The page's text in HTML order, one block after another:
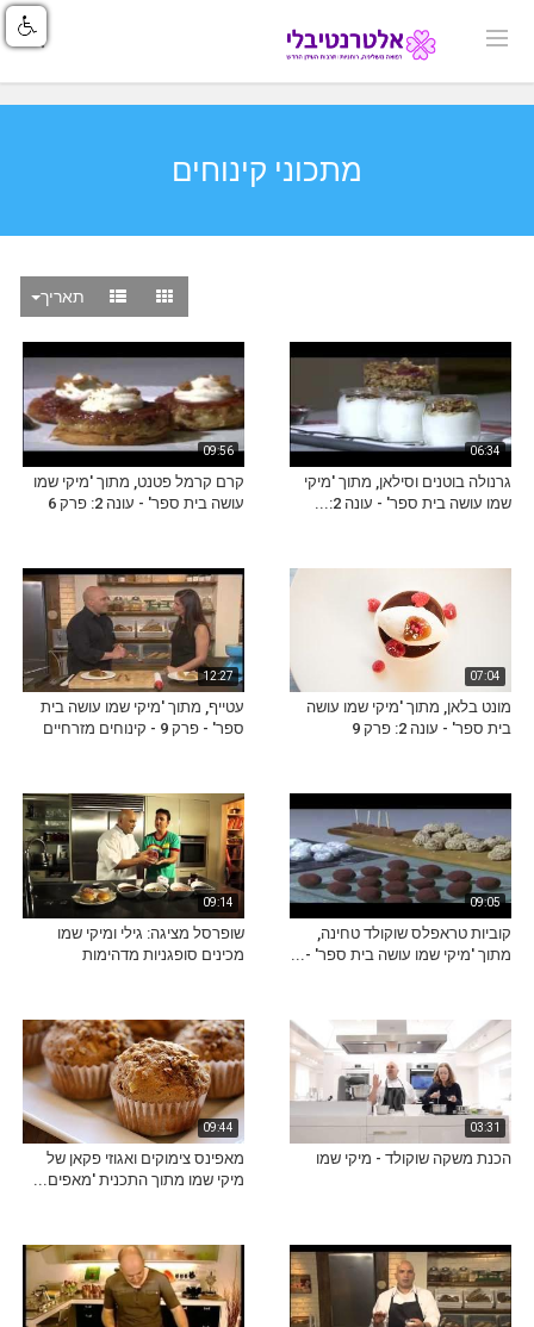
מתכוני קינוחים
תאריך
06:34
גרנולה בוטנים וסילאן, מתוך 'מיקי
שמו עושה בית ספר' - עונה 2:...
09:56
קרם קרמל פטנט, מתוך 'מיקי שמו
עושה בית ספר' - עונה 2: פרק 6
07:04
מונט בלאן, מתוך 'מיקי שמו עושה
בית ספר' - עונה 2: פרק 9
12:27
עטייף, מתוך 'מיקי שמו עושה בית
ספר' - פרק 9 - קינוחים מזרחיים
09:05
קוביות טראפלס שוקולד טחינה,
מתוך 'מיקי שמו עושה בית ספר' -...
09:14
שופרסל מציגה: גילי ומיקי שמו
מכינים סופגניות מדהימות
03:31
הכנת משקה שוקולד - מיקי שמו
09:44
מאפינס צימוקים ואגוזי פקאן של
מיקי שמו מתוך התכנית 'מאפים...